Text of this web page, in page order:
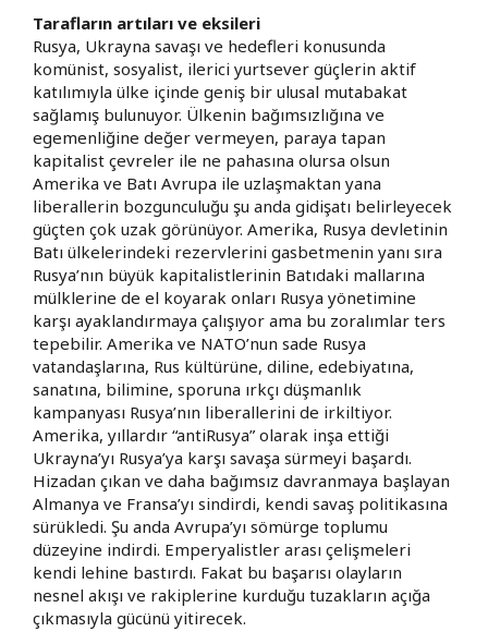
Tarafların artıları ve eksileri
Rusya, Ukrayna savaşı ve hedefleri konusunda
komünist, sosyalist, ilerici yurtsever güçlerin aktif
katılımıyla ülke içinde geniş bir ulusal mutabakat
sağlamış bulunuyor. Ülkenin bağımsızlığına ve
egemenliğine değer vermeyen, paraya tapan
kapitalist çevreler ile ne pahasına olursa olsun
Amerika ve Batı Avrupa ile uzlaşmaktan yana
liberallerin bozgunculuğu şu anda gidişatı belirleyecek
güçten çok uzak görünüyor. Amerika, Rusya devletinin
Batı ülkelerindeki rezervlerini gasbetmenin yanı sıra
Rusya’nın büyük kapitalistlerinin Batıdaki mallarına
mülklerine de el koyarak onları Rusya yönetimine
karşı ayaklandırmaya çalışıyor ama bu zoralımlar ters
tepebilir. Amerika ve NATO’nun sade Rusya
vatandaşlarına, Rus kültürüne, diline, edebiyatına,
sanatına, bilimine, sporuna ırkçı düşmanlık
kampanyası Rusya’nın liberallerini de irkiltiyor.
Amerika, yıllardır “antiRusya” olarak inşa ettiği
Ukrayna’yı Rusya’ya karşı savaşa sürmeyi başardı.
Hizadan çıkan ve daha bağımsız davranmaya başlayan
Almanya ve Fransa’yı sindirdi, kendi savaş politikasına
sürükledi. Şu anda Avrupa’yı sömürge toplumu
düzeyine indirdi. Emperyalistler arası çelişmeleri
kendi lehine bastırdı. Fakat bu başarısı olayların
nesnel akışı ve rakiplerine kurduğu tuzakların açığa
çıkmasıyla gücünü yitirecek.